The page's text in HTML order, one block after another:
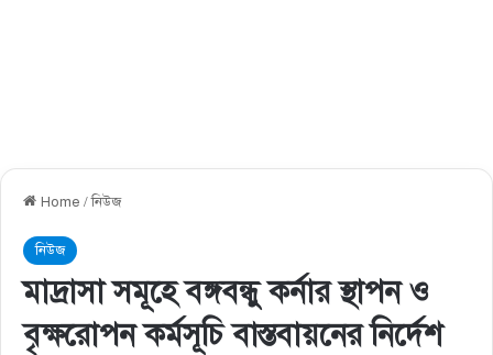
Home /নিউজ
নিউজ
মাদ্রাসা সমূহে বঙ্গবন্ধু কর্নার স্থাপন ও
বৃক্ষরোপন কর্মসূচি বাস্তবায়নের নির্দেশ